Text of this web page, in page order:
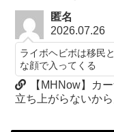
匿名
2026.07.26
ライボヘビボは移民
な顔で入ってくる
【MHNow】カ
立ち上がらないか